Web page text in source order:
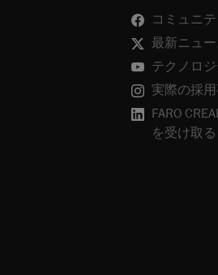
コミュニ
最新ニュ
テクノロ
実際の採
FARO
を受け取る